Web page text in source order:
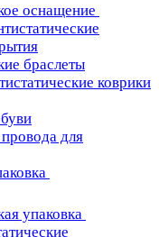
оснащение
браслеты
коврики
для
упаковка